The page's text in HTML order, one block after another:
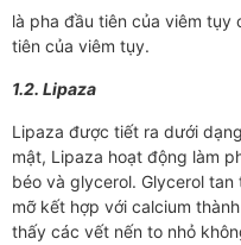
là pha đầu tiên của viêm tụy
tiên của viêm tụy.
1.2. Lipaza
Lipaza đ­­­ược tiết ra d­­­ưới
mật, Lipaza hoạt động làm
béo và glycerol. Glycerol
mỡ kết hợp với calcium
thấy các vết nến to nhỏ